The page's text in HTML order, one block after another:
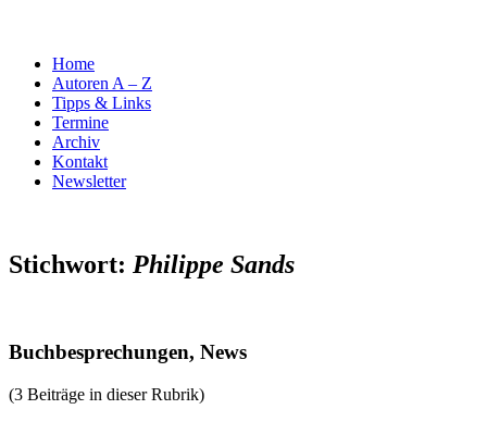
Home
Autoren A – Z
Tipps & Links
Termine
Archiv
Kontakt
Newsletter
Stichwort: Philippe Sands
Buchbesprechungen, News
(3 Beiträge in dieser Rubrik)